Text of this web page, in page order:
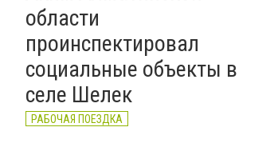
области
проинспектировал
социальные объекты в
селе Шелек
РАБОЧАЯ ПОЕЗДКА